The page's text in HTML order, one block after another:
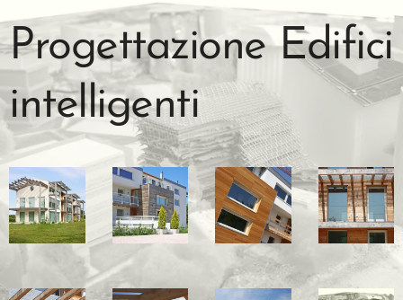
Progettazione Edifici
intelligenti